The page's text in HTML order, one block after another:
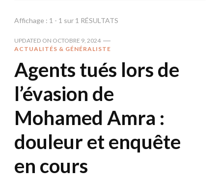
Affichage : 1 - 1 sur 1 RÉSULTATS
UPDATED ON OCTOBRE 9, 2024
ACTUALITÉS & GÉNÉRALISTE
Agents tués lors de
l’évasion de
Mohamed Amra :
douleur et enquête
en cours